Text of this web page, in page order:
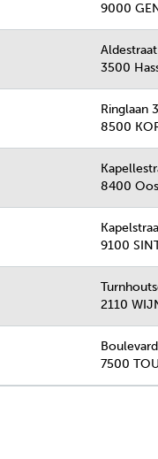
9000
3500
Ringlaan
8500
8400
9100
2110
7500